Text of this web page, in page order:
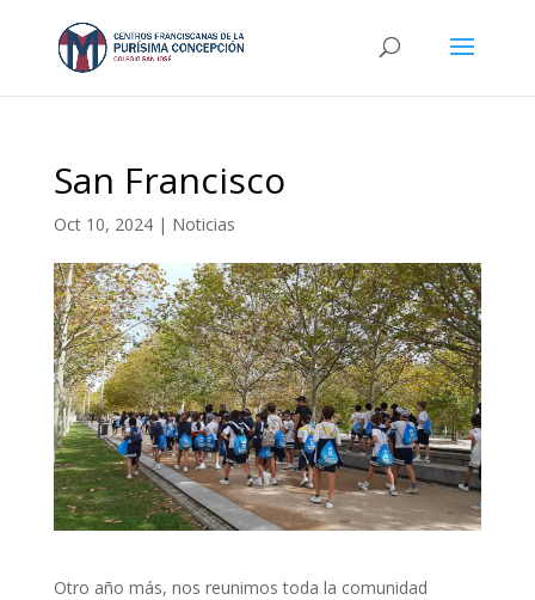
San Francisco
Oct 10, 2024| Noticias
Otro año más, nos reunimos toda la comunidad